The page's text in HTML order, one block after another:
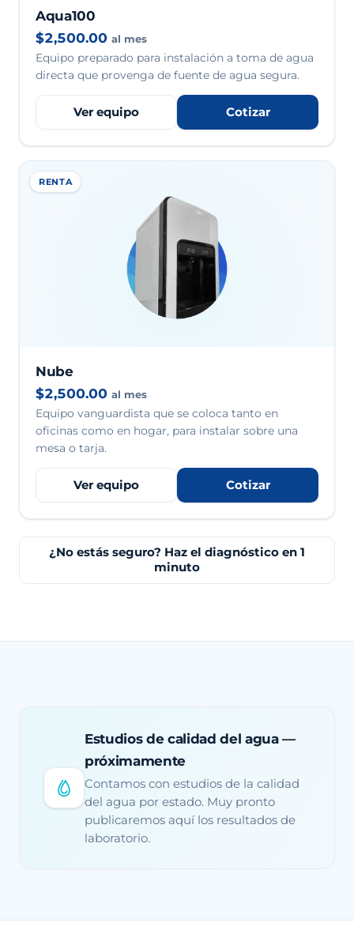
Aqua100
$2,500.00 al mes
Equipo preparado para instalación a toma de agua
directa que provenga de fuente de agua segura.
Ver equipo Cotizar
RENTA
Nube
$2,500.00 al mes
Equipo vanguardista que se coloca tanto en
oficinas como en hogar, para instalar sobre una
mesa o tarja.
Ver equipo Cotizar
¿No estás seguro? Haz el diagnóstico en 1
minuto
Estudios de calidad del agua —
próximamente
Contamos con estudios de la calidad
del agua por estado. Muy pronto
publicaremos aquí los resultados de
laboratorio.